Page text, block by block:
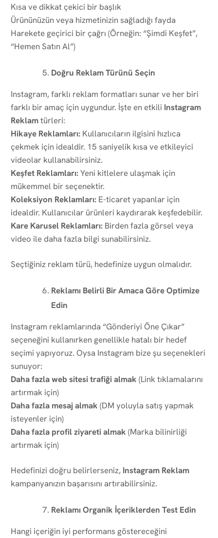
Kısa ve dikkat çekici bir başlık
Ürününüzün veya hizmetinizin sağladığı fayda
Harekete geçirici bir çağrı (Örneğin: “Şimdi Keşfet”,
“Hemen Satın Al”)
Doğru Reklam Türünü Seçin
Instagram, farklı reklam formatları sunar ve her biri
farklı bir amaç için uygundur. İşte en etkili Instagram
Reklamtürleri:
Hikaye Reklamları: Kullanıcıların ilgisini hızlıca
çekmek için idealdir. 15 saniyelik kısa ve etkileyici
videolar kullanabilirsiniz.
Keşfet Reklamları:Yeni kitlelere ulaşmak için
mükemmel bir seçenektir.
Koleksiyon Reklamları: E-ticaret yapanlar için
idealdir. Kullanıcılar ürünleri kaydırarak keşfedebilir.
Kare Karusel Reklamları: Birden fazla görsel veya
video ile daha fazla bilgi sunabilirsiniz.
Seçtiğiniz reklam türü, hedefinize uygun olmalıdır.
Reklamı Belirli Bir Amaca Göre Optimize
Edin
Instagram reklamlarında “Gönderiyi Öne Çıkar”
seçeneğini kullanırken genellikle hatalı bir hedef
seçimi yapıyoruz. Oysa Instagram bize şu seçenekleri
sunuyor:
Daha fazla web sitesi trafiği almak (Link tıklamalarını
artırmak için)
Daha fazla mesaj almak (DM yoluyla satış yapmak
isteyenler için)
Daha fazla profil ziyareti almak (Marka bilinirliği
artırmak için)
Hedefinizi doğru belirlerseniz, Instagram Reklam
kampanyanızın başarısını artırabilirsiniz.
Reklamı Organik İçeriklerden Test Edin
Hangi içeriğin iyi performans göstereceğini